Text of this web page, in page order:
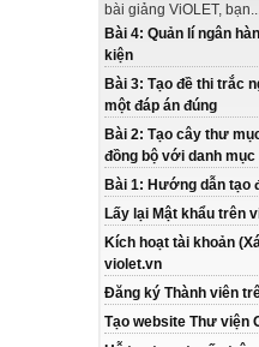
bài giảng ViOLET,
Bài 4: Quản lí ngân
kiện
Bài 3: Tạo đề thi trắc
một đáp án đúng
Bài 2: Tạo cây thư
đồng bộ với danh mục
Bài 1: Hướng dẫn tạo
Lấy lại Mật khẩu trên
Kích hoạt tài khoản
violet.vn
Đăng ký Thành viên
Tạo website Thư viện